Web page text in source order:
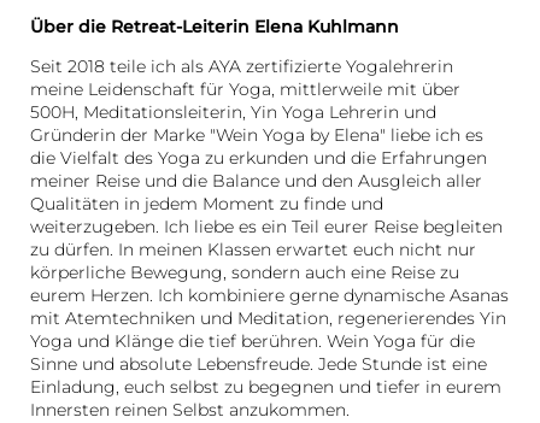
Über die Retreat-Leiterin Elena Kuhlmann
Seit 2018 teile ich als AYA zertifizierte Yogalehrerin
meine Leidenschaft für Yoga, mittlerweile mit über
500H, Meditationsleiterin, Yin Yoga Lehrerin und
Gründerin der Marke "Wein Yoga by Elena" liebe ich es
die Vielfalt des Yoga zu erkunden und die Erfahrungen
meiner Reise und die Balance und den Ausgleich aller
Qualitäten in jedem Moment zu finde und
weiterzugeben. Ich liebe es ein Teil eurer Reise begleiten
zu dürfen. In meinen Klassen erwartet euch nicht nur
körperliche Bewegung, sondern auch eine Reise zu
eurem Herzen. Ich kombiniere gerne dynamische Asanas
mit Atemtechniken und Meditation, regenerierendes Yin
Yoga und Klänge die tief berühren. Wein Yoga für die
Sinne und absolute Lebensfreude. Jede Stunde ist eine
Einladung, euch selbst zu begegnen und tiefer in eurem
Innersten reinen Selbst anzukommen.